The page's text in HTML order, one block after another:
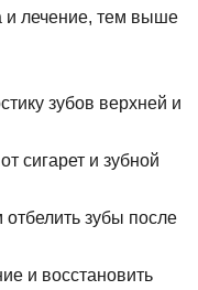
и лечение, тем выше
зубов верхней и
сигарет и зубной
зубы после
и восстановить